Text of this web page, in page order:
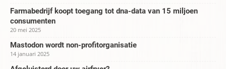
Farmabedrijf koopt toegang tot dna-data van 15 miljoen
consumenten
20 mei 2025
Mastodon wordt non-profitorganisatie
14 januari 2025